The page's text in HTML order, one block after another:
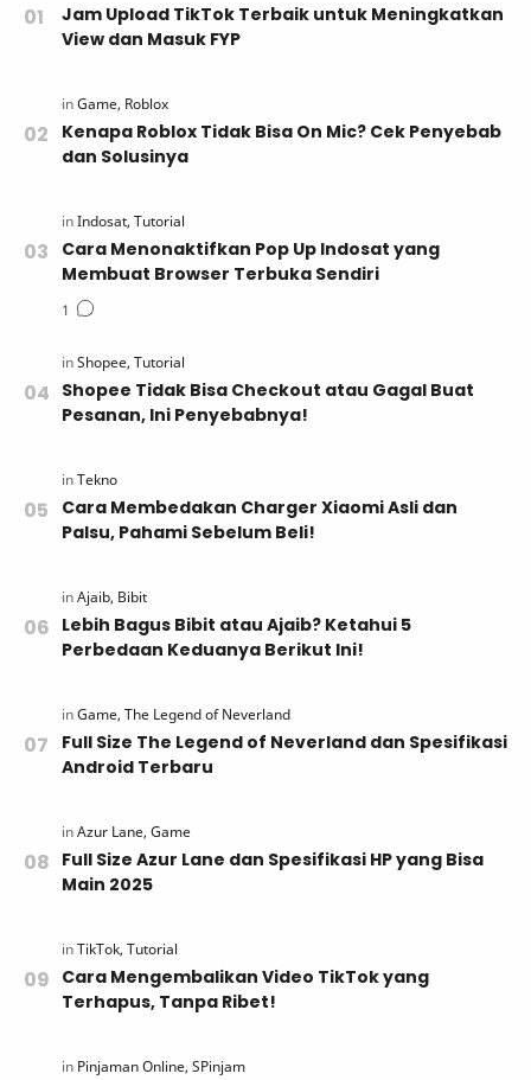
Jam Upload TikTok Terbaik untuk Meningkatkan
View dan Masuk FYP
Kenapa Roblox Tidak Bisa On Mic? Cek Penyebab
dan Solusinya
Cara Menonaktifkan Pop Up Indosat yang
Membuat Browser Terbuka Sendiri
Shopee Tidak Bisa Checkout atau Gagal Buat
Pesanan, Ini Penyebabnya!
Cara Membedakan Charger Xiaomi Asli dan
Palsu, Pahami Sebelum Beli!
Lebih Bagus Bibit atau Ajaib? Ketahui 5
Perbedaan Keduanya Berikut Ini!
Full Size The Legend of Neverland dan Spesifikasi
Android Terbaru
Full Size Azur Lane dan Spesifikasi HP yang Bisa
Main 2025
Cara Mengembalikan Video TikTok yang
Terhapus, Tanpa Ribet!